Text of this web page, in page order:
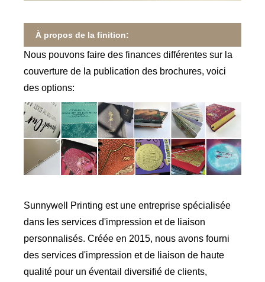
À propos de la finition:
Nous pouvons faire des finances différentes sur la
couverture de la publication des brochures, voici
des options:
Sunnywell Printing est une entreprise spécialisée
dans les services d'impression et de liaison
personnalisés. Créée en 2015, nous avons fourni
des services d'impression et de liaison de haute
qualité pour un éventail diversifié de clients,